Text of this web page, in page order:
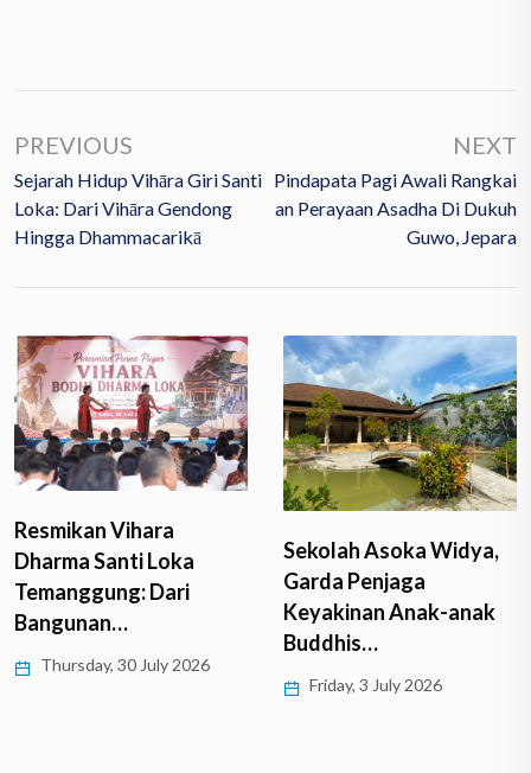
PREVIOUS
Sejarah Hidup Vihāra Giri Santi
Loka: Dari Vihāra Gendong
Hingga Dhammacarikā
NEXT
Pindapata Pagi Awali Rangkai
An Perayaan Asadha Di Dukuh
Guwo, Jepara
Resmikan Vihara
Dharma Santi Loka
Temanggung: Dari
Bangunan…
Thursday, 30 July 2026
Sekolah Asoka Widya,
Garda Penjaga
Keyakinan Anak-anak
Buddhis…
Friday, 3 July 2026